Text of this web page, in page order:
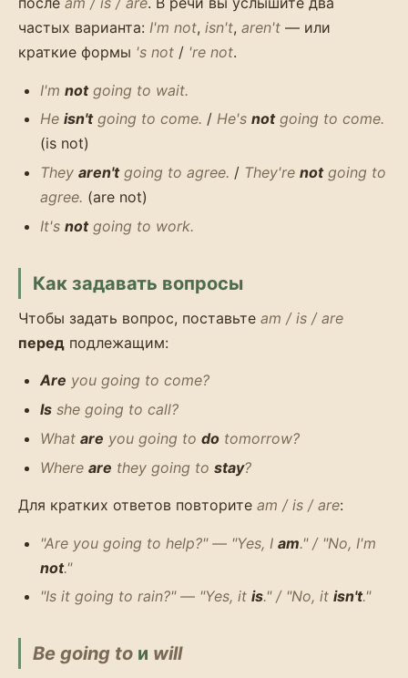
частых варианта: I'm not, isn't, aren't — или
краткие формы 's not / 're not.
I'm notgoing to wait.
He isn'tgoing to come. / He's notgoing to come.
(is not)
They aren'tgoing to agree. / They're notgoing to
agree. (are not)
It's notgoing to work.
Как задавать вопросы
Чтобы задать вопрос, поставьте am / is / are
перед подлежащим:
Are you going to come?
Is she going to call?
What are you going to do tomorrow?
Where are they going to stay?
Для кратких ответов повторите am / is / are:
"Are you going to help?" — "Yes, I am." / "No, I'm
not."
"Is it going to rain?" — "Yes, it is." / "No, it isn't."
Be going toи will